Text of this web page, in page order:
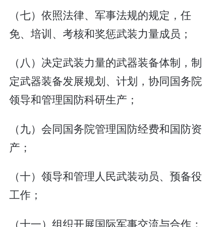
（七）依照法律、军事法规的规定，任
免、培训、考核和奖惩武装力量成员；
（八）决定武装力量的武器装备体制，制
定武器装备发展规划、计划，协同国务院
领导和管理国防科研生产；
（九）会同国务院管理国防经费和国防资
产；
（十）领导和管理人民武装动员、预备役
工作；
（十一）组织开展国际军事交流与合作；